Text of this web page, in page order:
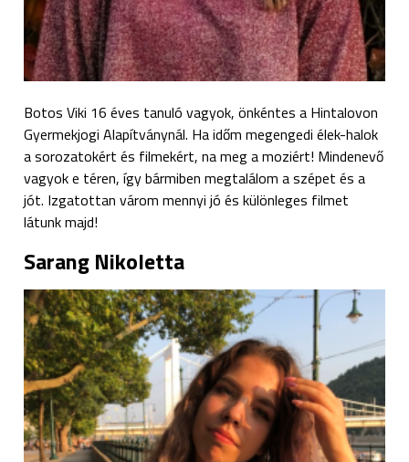
Botos Viki 16 éves tanuló vagyok, önkéntes a Hintalovon
Gyermekjogi Alapítványnál. Ha időm megengedi élek-halok
a sorozatokért és filmekért, na meg a moziért! Mindenevő
vagyok e téren, így bármiben megtalálom a szépet és a
jót. Izgatottan várom mennyi jó és különleges filmet
látunk majd!
Sarang Nikoletta